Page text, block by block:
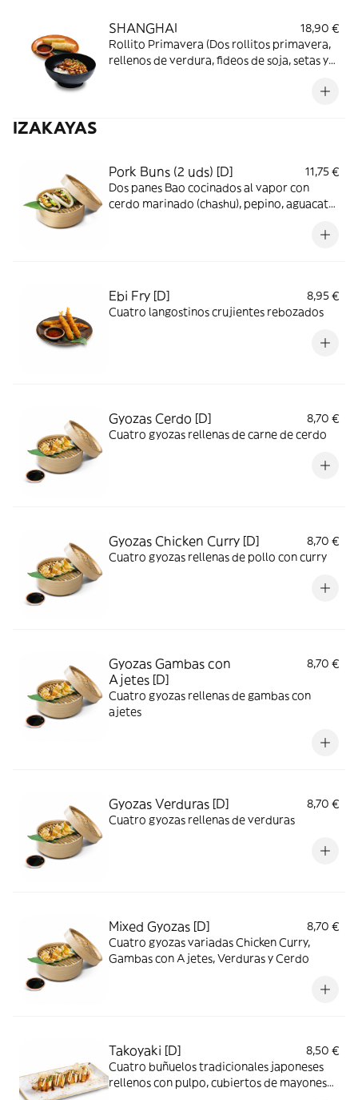
SHANGHAI
18,90 €
Rollito Primavera (Dos rollitos primavera,
rellenos de verdura, fideos de soja, setas y
IZAKAYAS
Pork Buns (2 uds) [D]
11,75 €
Dos panes Bao cocinados al vapor con
cerdo marinado (chashu), pepino, aguacate,
Ebi Fry [D]
8,95 €
Cuatro langostinos crujientes rebozados
Gyozas Cerdo [D]
8,70 €
Cuatro gyozas rellenas de carne de cerdo
Gyozas Chicken Curry [D]
8,70 €
Cuatro gyozas rellenas de pollo con curry
Gyozas Gambas con
Ajetes [D]
8,70 €
Cuatro gyozas rellenas de gambas con
ajetes
Gyozas Verduras [D]
8,70 €
Cuatro gyozas rellenas de verduras
Mixed Gyozas [D]
8,70 €
Cuatro gyozas variadas Chicken Curry,
Gambas con Ajetes, Verduras y Cerdo
Takoyaki [D]
8,50 €
Cuatro buñuelos tradicionales japoneses
rellenos con pulpo, cubiertos de mayonesa